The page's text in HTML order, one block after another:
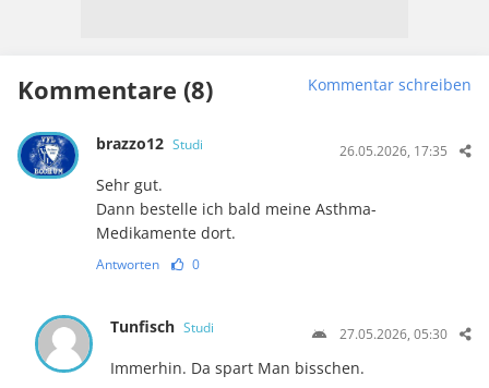
Kommentare (8) Kommentar schreiben
brazzo12 Studi 26.05.2026, 17:35
Sehr gut.
Dann bestelle ich bald meine Asthma-
Medikamente dort.
Antworten 0
Tunfisch Studi 27.05.2026, 05:30
Immerhin. Da spart Man bisschen.